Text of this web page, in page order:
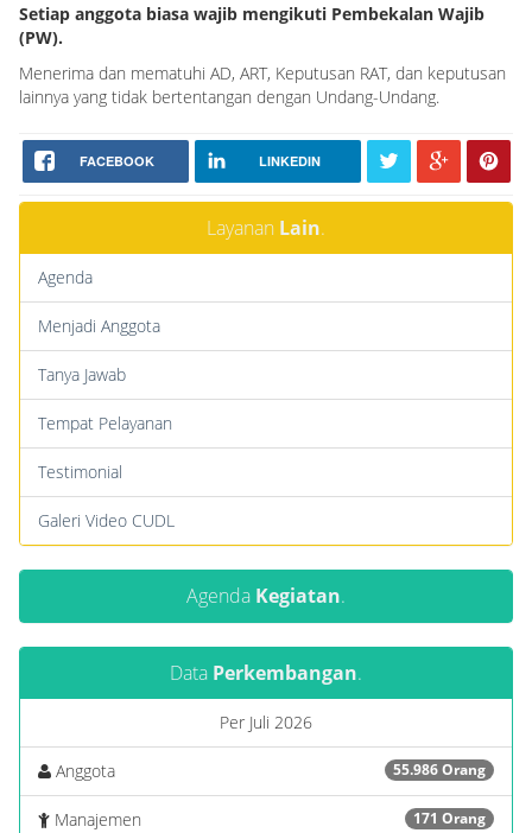
Setiap anggota biasa wajib mengikuti Pembekalan Wajib
(PW).
Menerima dan mematuhi AD, ART, Keputusan RAT, dan keputusan
lainnya yang tidak bertentangan dengan Undang-Undang.
FACEBOOK LINKEDIN
Layanan Lain.
Agenda
Menjadi Anggota
Tanya Jawab
Tempat Pelayanan
Testimonial
Galeri Video CUDL
Agenda Kegiatan.
Data Perkembangan.
Per Juli 2026
55.986 Orang
Anggota
171 Orang
Manajemen